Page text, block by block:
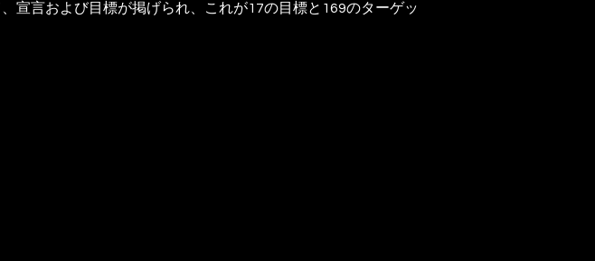
宣言および目標が掲げられ、これが17の目標と169のターゲッ